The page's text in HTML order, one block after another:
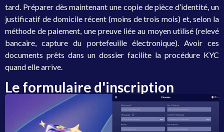
tard. Préparer dès maintenant une copie de pièce d’identité, un
justificatif de domicile récent (moins de trois mois) et, selon la
méthode de paiement, une preuve liée au moyen utilisé (relevé
bancaire, capture du portefeuille électronique). Avoir ces
documents prêts dans un dossier facilite la procédure KYC
quand elle arrive.
Le formulaire d'inscription